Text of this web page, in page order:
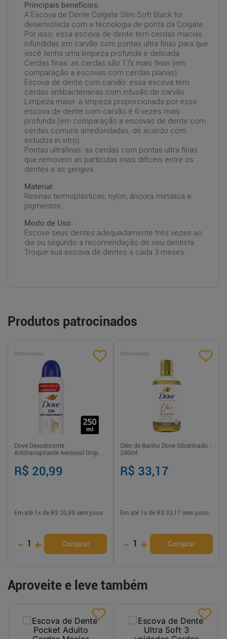
Principais benefícios:
A Escova de Dente Colgate Slim Soft Black foi
desenvolvida com a tecnologia de ponta da Colgate.
Por isso, essa escova de dente tem cerdas macias
infundidas em carvão com pontas ultra finas para que
você tenha uma limpeza profunda e delicada.
Cerdas finas: as cerdas são 17x mais finas (em
comparação a escovas com cerdas planas)
Escova de dente com carvão: essa escova tem
cerdas antibacterianas com infusão de carvão
Limpeza maior: a limpeza proporcionada por essa
escova de dente com carvão é 6 vezes mais
profunda (em comparação a escovas de dente com
cerdas comuns arredondadas, de acordo com
estudos in vitro)
Pontas ultrafinas: as cerdas com pontas ultra finas
que removem as partículas mais difíceis entre os
dentes e as gengiva
Material:
Resinas termoplásticas, nylon, âncora metálica e
pigmentos.
Modo de Uso:
Escove seus dentes adequadamente três vezes ao
dia ou segundo a recomendação de seu dentista.
Troque sua escova de dentes a cada 3 meses.
Produtos patrocinados
Patrocinado
Dove Desodorante
Antitranspirante Aerossol Original
prolongada
R$ 20,99
Em até 1 x de R$ 20,99 sem juros
- 1 + Comprar
Patrocinado
Óleo de Banho Dove Glicerinado -
240ml
R$ 33,17
Em até 1 x de R$ 33,17 sem juros
- 1 + Comprar
Aproveite e leve também